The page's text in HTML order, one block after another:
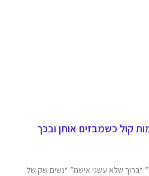
קול כשמבזים אותן ובכך
“ברוך שלא עשני אישה” “נשים שק של